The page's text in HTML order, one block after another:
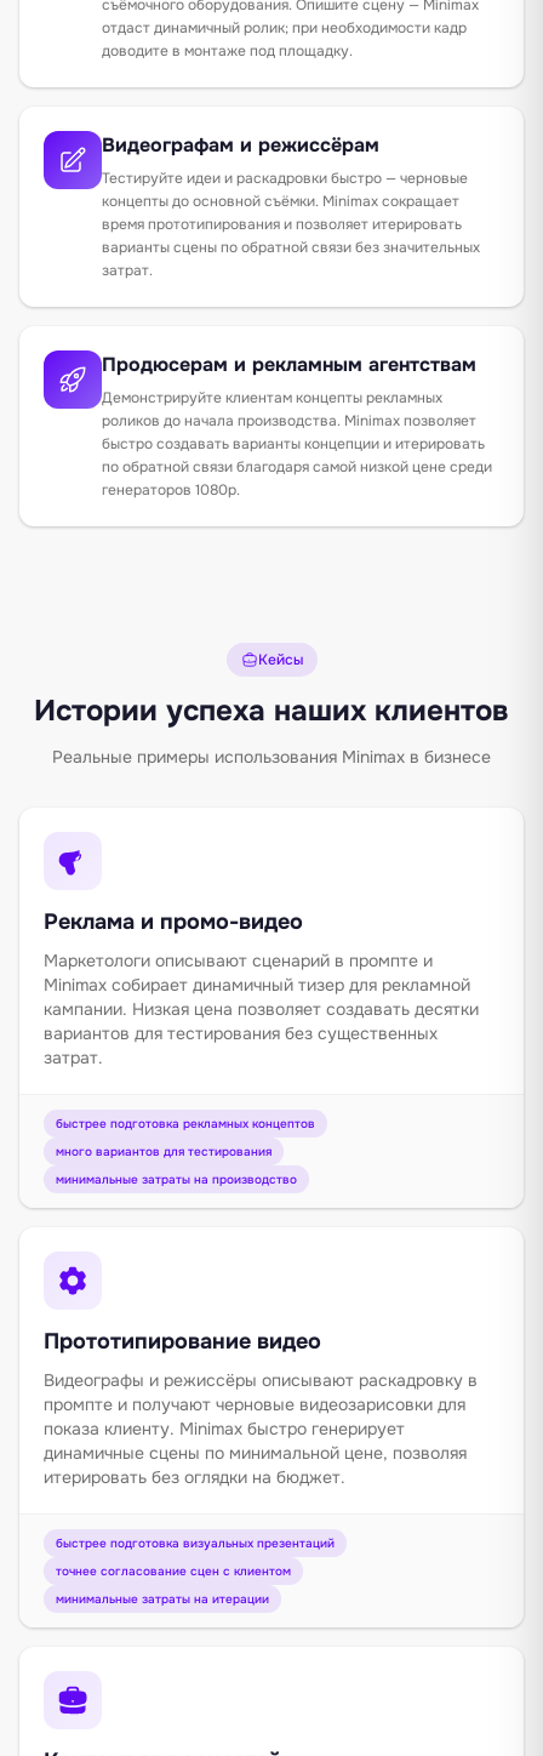
съёмочного оборудования. Опишите сцену — Minimax
отдаст динамичный ролик; при необходимости кадр
доводите в монтаже под площадку.
Видеографам и режиссёрам
Тестируйте идеи и раскадровки быстро — черновые
концепты до основной съёмки. Minimax сокращает
время прототипирования и позволяет итерировать
варианты сцены по обратной связи без значительных
затрат.
Продюсерам и рекламным агентствам
Демонстрируйте клиентам концепты рекламных
роликов до начала производства. Minimax позволяет
быстро создавать варианты концепции и итерировать
по обратной связи благодаря самой низкой цене среди
генераторов 1080p.
Кейсы
Истории успеха наших клиентов
Реальные примеры использования Minimax в бизнесе
Реклама и промо-видео
Маркетологи описывают сценарий в промпте и
Minimax собирает динамичный тизер для рекламной
кампании. Низкая цена позволяет создавать десятки
вариантов для тестирования без существенных
затрат.
быстрее подготовка рекламных концептов
много вариантов для тестирования
минимальные затраты на производство
Прототипирование видео
Видеографы и режиссёры описывают раскадровку в
промпте и получают черновые видеозарисовки для
показа клиенту. Minimax быстро генерирует
динамичные сцены по минимальной цене, позволяя
итерировать без оглядки на бюджет.
быстрее подготовка визуальных презентаций
точнее согласование сцен с клиентом
минимальные затраты на итерации